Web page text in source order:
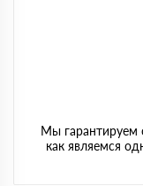
Мы гарантируем
как являемся